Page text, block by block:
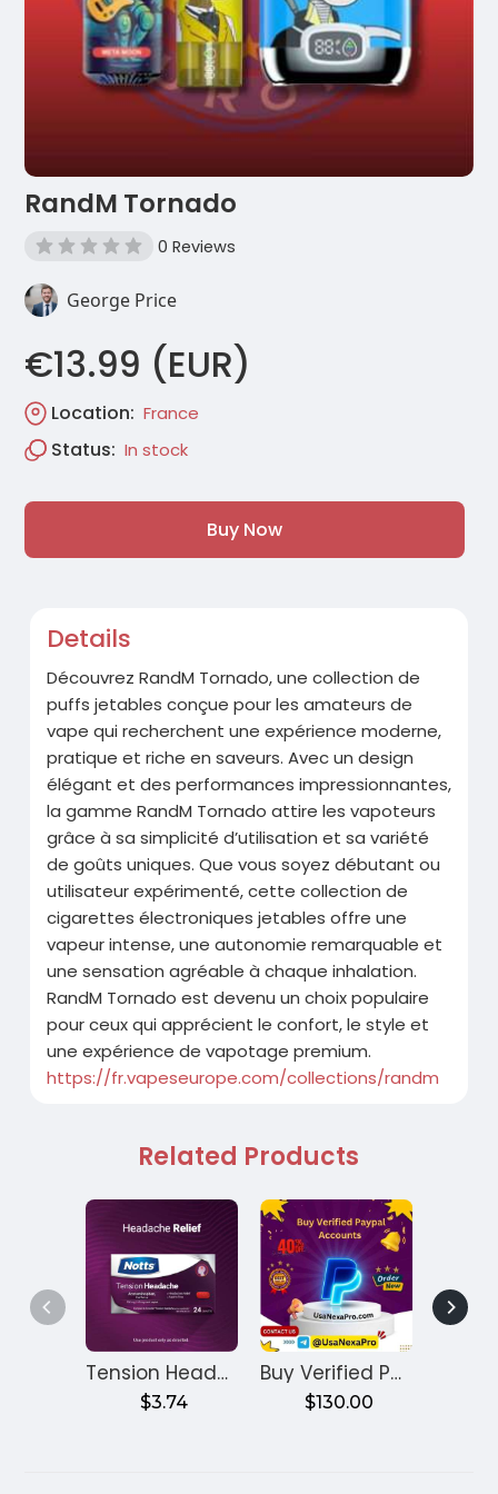
RandM Tornado​
0 Reviews
George Price
€13.99 (EUR)
Location: France
Status: In stock
Buy Now
Details
Découvrez RandM Tornado, une collection de
puffs jetables conçue pour les amateurs de
vape qui recherchent une expérience moderne,
pratique et riche en saveurs. Avec un design
élégant et des performances impressionnantes,
la gamme RandM Tornado attire les vapoteurs
grâce à sa simplicité d’utilisation et sa variété
de goûts uniques. Que vous soyez débutant ou
utilisateur expérimenté, cette collection de
cigarettes électroniques jetables offre une
vapeur intense, une autonomie remarquable et
une sensation agréable à chaque inhalation.
RandM Tornado est devenu un choix populaire
pour ceux qui apprécient le confort, le style et
une expérience de vapotage premium.
https://fr.vapeseurope.com/collections/randm
Related Products
Tension Headache Pills: What to Know Before Taking Them
$3.74
Buy Verified PayPal Accounts
$130.00